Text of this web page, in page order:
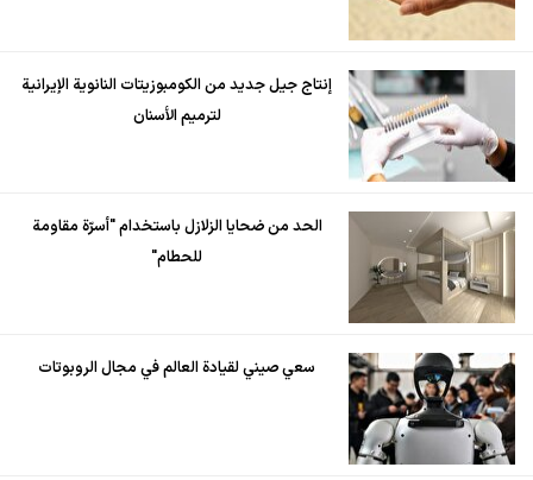
إنتاج جيل جديد من الكومبوزيتات النانوية الإيرانية
لترميم الأسنان
الحد من ضحايا الزلازل باستخدام "أسرّة مقاومة
للحطام"
سعي صيني لقيادة العالم في مجال الروبوتات